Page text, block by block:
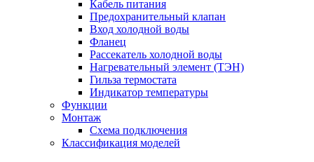
Кабель питания
Предохранительный клапан
Вход холодной воды
Фланец
Рассекатель холодной воды
Нагревательный элемент (ТЭН)
Гильза термостата
Индикатор температуры
Функции
Монтаж
Схема подключения
Классификация моделей